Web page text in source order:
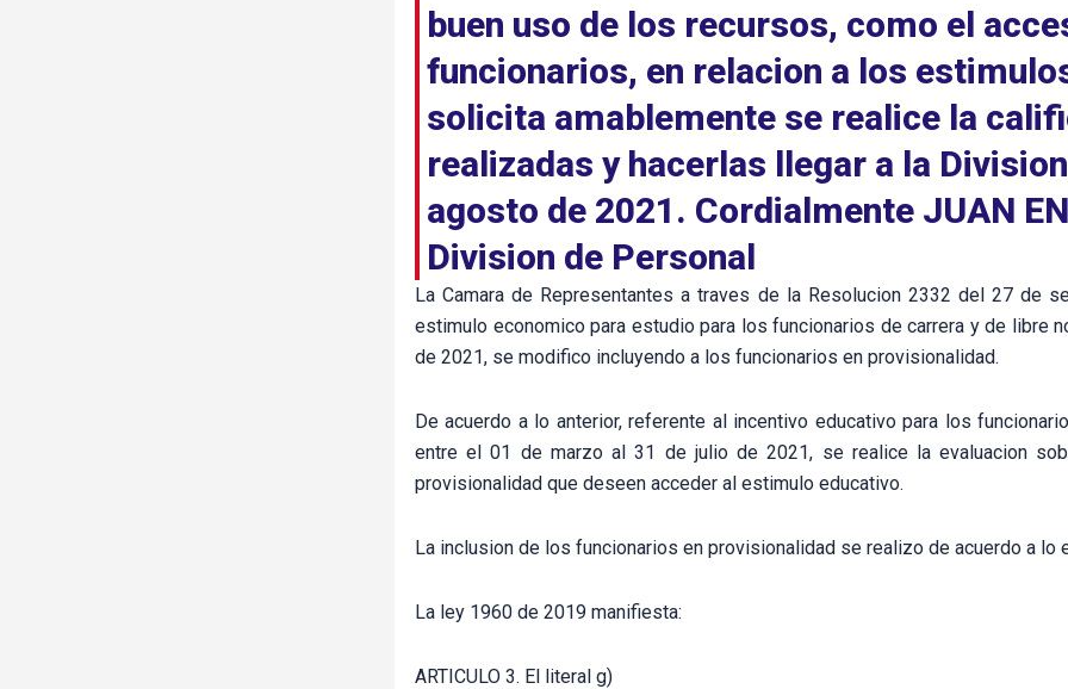
buen uso de los recursos, como el
funcionarios, en relacion a los
solicita amablemente se realice la
realizadas y hacerlas llegar a la
agosto de 2021. Cordialmente JUAN
Division de Personal
La Camara de Representantes a traves de la Resolucion 2332 del 27 de
estimulo economico para estudio para los funcionarios de carrera y de libre
de 2021, se modifico incluyendo a los funcionarios en provisionalidad.
De acuerdo a lo anterior, referente al incentivo educativo para los
entre el 01 de marzo al 31 de julio de 2021, se realice la evaluacion
provisionalidad que deseen acceder al estimulo educativo.
La inclusion de los funcionarios en provisionalidad se realizo de acuerdo a
La ley 1960 de 2019 manifiesta:
ARTICULO 3. El literal g)